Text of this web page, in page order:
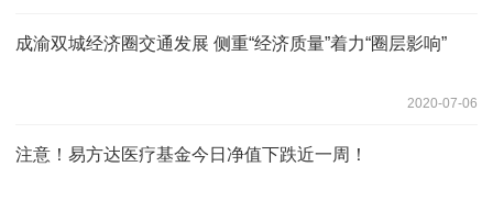
成渝双城经济圈交通发展 侧重“经济质量”着力“圈层影响”
2020-07-06
注意！易方达医疗基金今日净值下跌近一周！